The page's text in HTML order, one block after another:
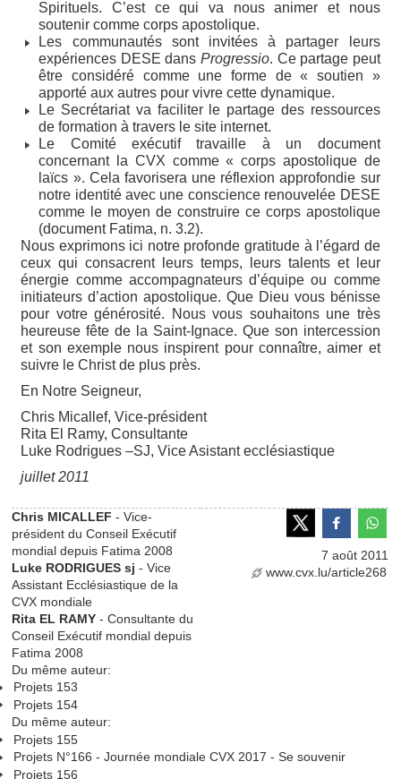
Spirituels. C’est ce qui va nous animer et nous
soutenir comme corps apostolique.
Les communautés sont invitées à partager leurs
expériences DESE dans Progressio. Ce partage peut
être considéré comme une forme de « soutien »
apporté aux autres pour vivre cette dynamique.
Le Secrétariat va faciliter le partage des ressources
de formation à travers le site internet.
Le Comité exécutif travaille à un document
concernant la CVX comme « corps apostolique de
laïcs ». Cela favorisera une réflexion approfondie sur
notre identité avec une conscience renouvelée DESE
comme le moyen de construire ce corps apostolique
(document Fatima, n. 3.2).
Nous exprimons ici notre profonde gratitude à l’égard de
ceux qui consacrent leurs temps, leurs talents et leur
énergie comme accompagnateurs d’équipe ou comme
initiateurs d’action apostolique. Que Dieu vous bénisse
pour votre générosité. Nous vous souhaitons une très
heureuse fête de la Saint-Ignace. Que son intercession
et son exemple nous inspirent pour connaître, aimer et
suivre le Christ de plus près.
En Notre Seigneur,
Chris Micallef, Vice-président
Rita El Ramy, Consultante
Luke Rodrigues –SJ, Vice Asistant ecclésiastique
juillet 2011
Chris MICALLEF - Vice-
président du Conseil Exécutif
mondial depuis Fatima 2008
Luke RODRIGUES sj - Vice
Assistant Ecclésiastique de la
CVX mondiale
Rita EL RAMY - Consultante du
Conseil Exécutif mondial depuis
Fatima 2008
7 août 2011
www.cvx.lu/article268
Du même auteur:
Projets 153
Projets 154
Du même auteur:
Projets 155
Projets N°166 - Journée mondiale CVX 2017 - Se souvenir
Projets 156